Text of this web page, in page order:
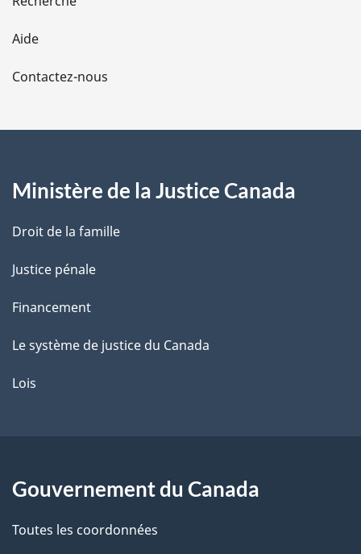
l
a
e
Aide
Contactez-nous
Ministère de la Justice Canada
Droit de la famille
Justice pénale
Financement
Le système de justice du Canada
Lois
Gouvernement du Canada
Toutes les coordonnées